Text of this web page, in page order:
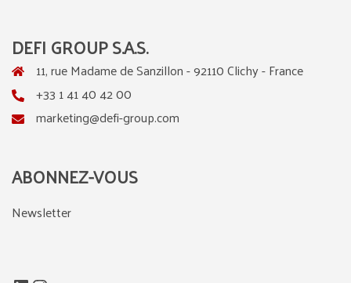
DEFI GROUP S.A.S.
11, rue Madame de Sanzillon - 92110 Clichy - France
+33 1 41 40 42 00
marketing@defi-group.com
ABONNEZ-VOUS
Newsletter